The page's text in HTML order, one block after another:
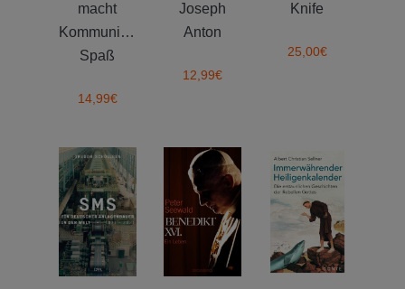
macht
Kommunismus
Spaß
14,99€
Joseph
Anton
12,99€
Knife
25,00€